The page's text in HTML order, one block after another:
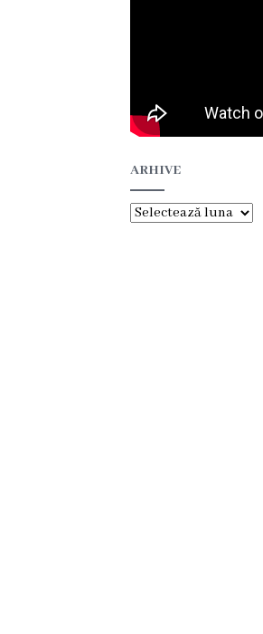
ARHIVE
Arhive